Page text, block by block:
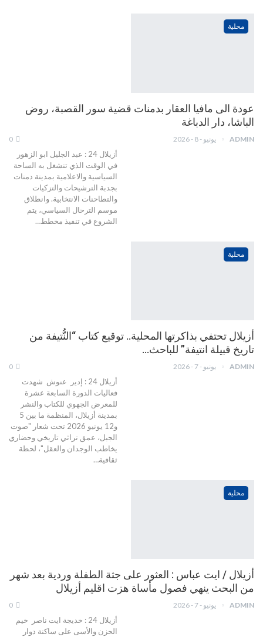
محلية
عودة الى مافيا العقار بدمنات قضية سور القصبة، روض
الباشا، دار الدباغة
ADMIN يونيو - 8 - 2026
أزيلال 24 : عبد الجليل ابو الزهور
في الوقت الذي تنشغل به الساحة
السياسية والاعلامية بمدينة دمنات
بجدبة الترشيحات والتزكيات
والتطاحنات الانتخابية. وانطلاق
موسم الترحال السياسي، يتم
الشروع في تنفيذ مخطط…
محلية
أزيلال تحتفي بذاكرتها المحلية.. توقيع كتاب “النُّتيفة من
تاريخ قبيلة انتيفة” للباحث…
ADMIN يونيو - 7 - 2026
أزيلال 24 : إدير عنوش شهدت
فعاليات الدورة السابعة عشرة
للمعرض الجهوي للكتاب والنشر
بمدينة أزيلال، المنظمة ما بين 5
و12 يونيو 2026 تحت شعار "صوت
الجبل، عمق تراثي تاريخي وحضاري
يخاطب الوجدان والعقل"، لحظة
ثقافية…
محلية
أزيلال / ايت عباس : العثور على جثة الطفلة وردية بعد شهر
من البحث ينهي فصول مأساة هزت اقليم أزيلال
ADMIN يونيو - 7 - 2026
أزيلال 24 : خديجة ايت ناصر خيم
الحزن والأسى على ساكنة دوار